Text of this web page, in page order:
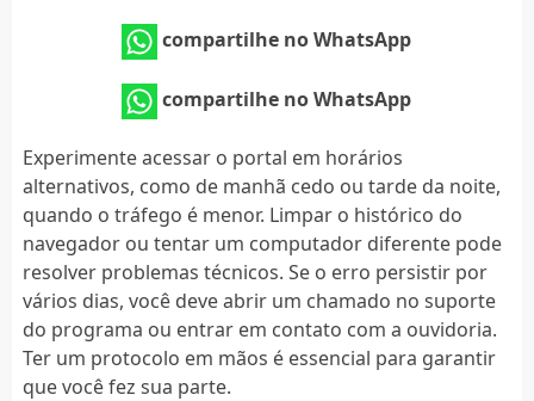
compartilhe no WhatsApp
compartilhe no WhatsApp
Experimente acessar o portal em horários
alternativos, como de manhã cedo ou tarde da noite,
quando o tráfego é menor. Limpar o histórico do
navegador ou tentar um computador diferente pode
resolver problemas técnicos. Se o erro persistir por
vários dias, você deve abrir um chamado no suporte
do programa ou entrar em contato com a ouvidoria.
Ter um protocolo em mãos é essencial para garantir
que você fez sua parte.